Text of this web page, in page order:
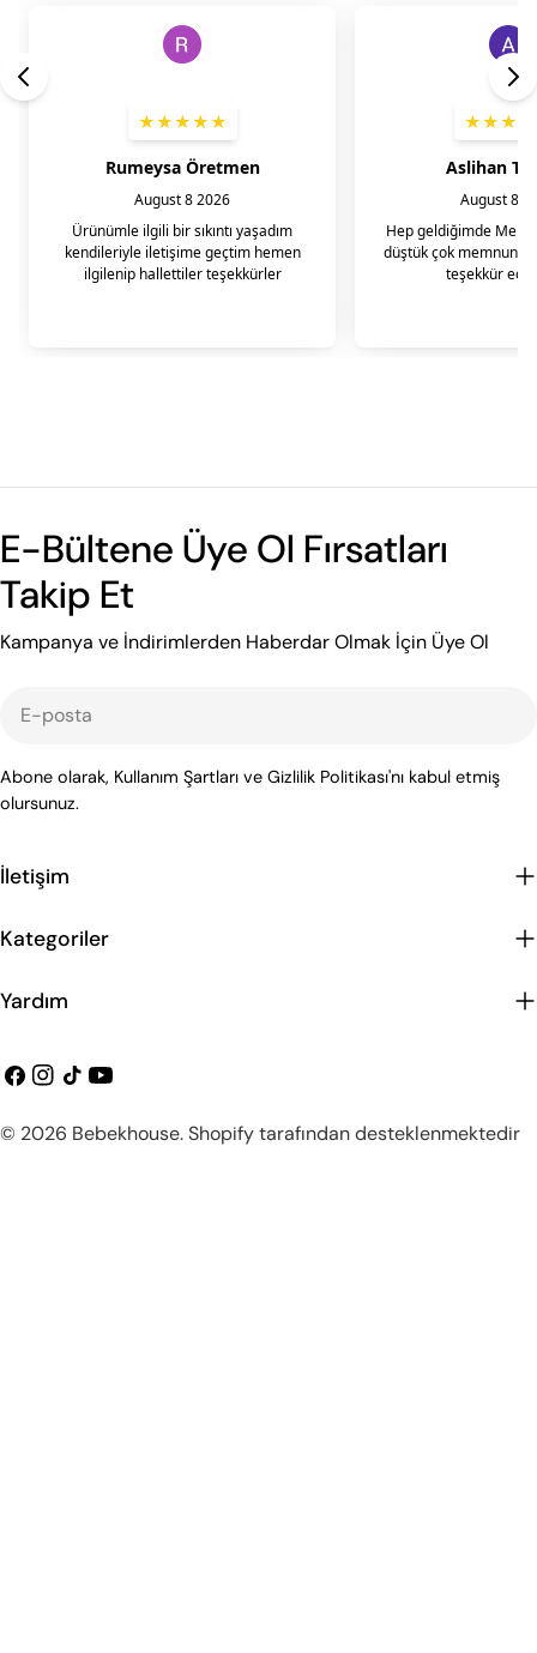
E-Bültene Üye Ol Fırsatları
Takip Et
Kampanya ve İndirimlerden Haberdar Olmak İçin Üye Ol
posta
Abone olarak, Kullanım Şartları ve Gizlilik Politikası'nı kabul etmiş
olursunuz.
İletişim
Kategoriler
Yardım
Facebook
instagram
TiktokYoutube
© 2026 Bebekhouse.Shopify tarafından desteklenmektedir
Ödeme